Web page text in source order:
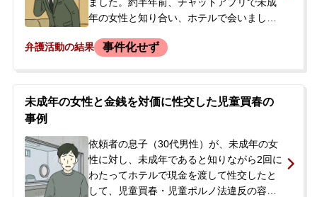
年の女性と知り合い、ホテルで会いまし
したり女性の体を触るなどのわいせつな行
され支払いましたが、類似事件の報道を見
て自身も捜査対象になるのではないかと不
弁護活動の結果 事件化せず
未成年の女性と金銭を対価に性交した児童買春の
事例
依頼者の息子（30代男性）が、未成年の女
性に対し、未成年であると知りながら2回に
わたってホテルで現金を渡して性交したと
して、児童買春・児童ポルノ法違反の容疑